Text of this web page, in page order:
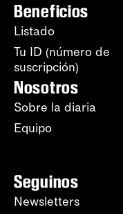
Beneficios
Listado
Tu ID (número de
suscripción)
Nosotros
Sobre la diaria
Equipo
Seguinos
Newsletters